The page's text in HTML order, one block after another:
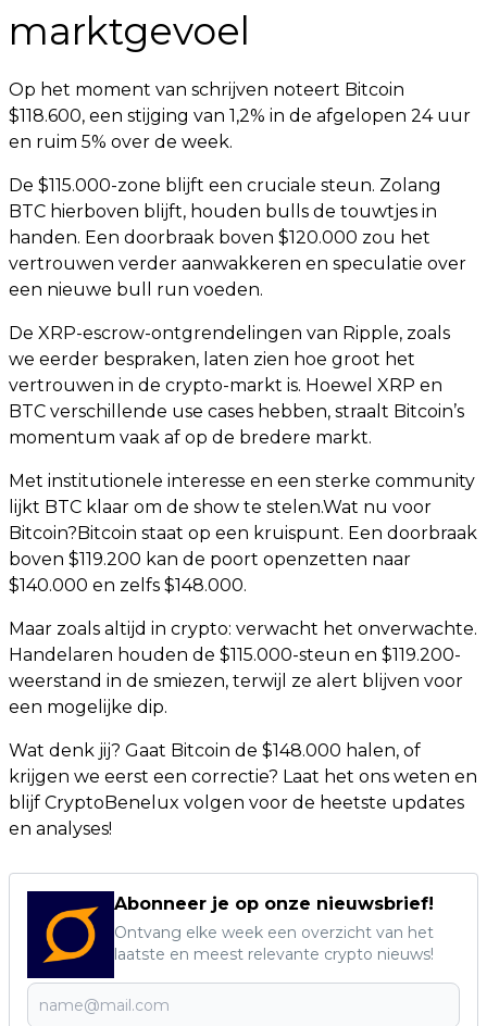
marktgevoel
Op het moment van schrijven noteert Bitcoin
$118.600, een stijging van 1,2% in de afgelopen 24 uur
en ruim 5% over de week.
De $115.000-zone blijft een cruciale steun. Zolang
BTC hierboven blijft, houden bulls de touwtjes in
handen. Een doorbraak boven $120.000 zou het
vertrouwen verder aanwakkeren en speculatie over
een nieuwe bull run voeden.
De XRP-escrow-ontgrendelingen van Ripple, zoals
we eerder bespraken, laten zien hoe groot het
vertrouwen in de crypto-markt is. Hoewel XRP en
BTC verschillende use cases hebben, straalt Bitcoin’s
momentum vaak af op de bredere markt.
Met institutionele interesse en een sterke community
lijkt BTC klaar om de show te stelen.Wat nu voor
Bitcoin?Bitcoin staat op een kruispunt. Een doorbraak
boven $119.200 kan de poort openzetten naar
$140.000 en zelfs $148.000.
Maar zoals altijd in crypto: verwacht het onverwachte.
Handelaren houden de $115.000-steun en $119.200-
weerstand in de smiezen, terwijl ze alert blijven voor
een mogelijke dip.
Wat denk jij? Gaat Bitcoin de $148.000 halen, of
krijgen we eerst een correctie? Laat het ons weten en
blijf CryptoBenelux volgen voor de heetste updates
en analyses!
Abonneer je op onze nieuwsbrief!
Ontvang elke week een overzicht van het
laatste en meest relevante crypto nieuws!